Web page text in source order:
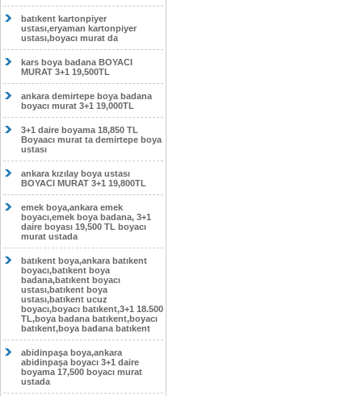
batıkent kartonpiyer
ustası,eryaman kartonpiyer
ustası,boyacı murat da
kars boya badana BOYACI
MURAT 3+1 19,500TL
ankara demirtepe boya badana
boyacı murat 3+1 19,000TL
3+1 daire boyama 18,850 TL
Boyaacı murat ta demirtepe boya
ustası
ankara kızılay boya ustası
BOYACI MURAT 3+1 19,800TL
emek boya,ankara emek
boyacı,emek boya badana, 3+1
daire boyası 19,500 TL boyacı
murat ustada
batıkent boya,ankara batıkent
boyacı,batıkent boya
badana,batıkent boyacı
ustası,batıkent boya
ustası,batıkent ucuz
boyacı,boyacı batıkent,3+1 18.500
TL,boya badana batıkent,boyacı
batıkent,boya badana batıkent
abidinpaşa boya,ankara
abidinpaşa boyacı 3+1 daire
boyama 17,500 boyacı murat
ustada